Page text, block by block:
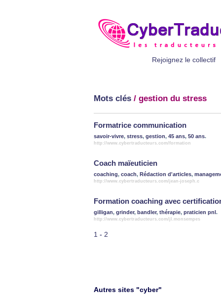
Rejoignez le collectif
Mots clés / gestion du stress
Formatrice communication
savoir-vivre, stress, gestion, 45 ans, 50 ans.
http://www.cybertraducteurs.com/formation
Coach maïeuticien
coaching, coach, Rédaction d'articles,
http://www.cybertraducteurs.com/jean-joseph.c
Formation coaching avec
gilligan, grinder, bandler, thérapie, praticien pnl.
http://www.cybertraducteurs.com/jl.monsempes
1 - 2
Autres sites "cyber"